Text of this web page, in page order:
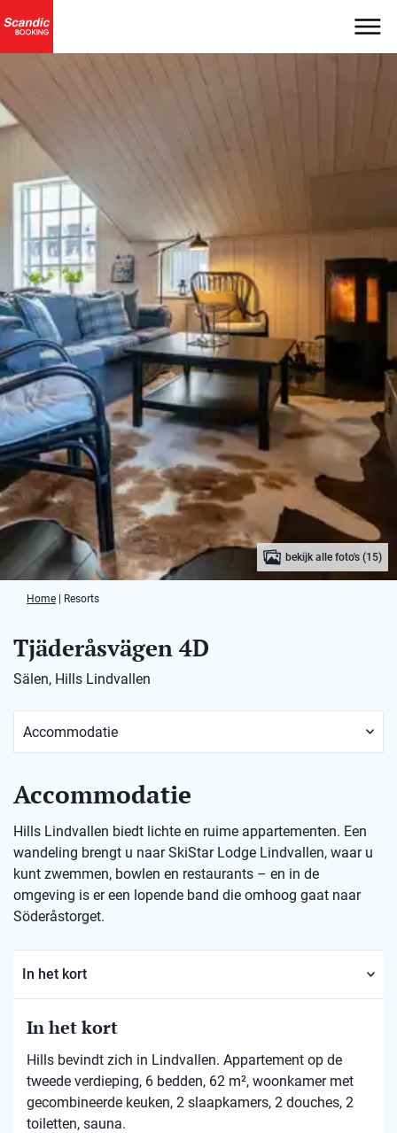
bekijk alle foto's (15)
Home Resorts
Tjäderåsvägen 4D
Sälen, Hills Lindvallen
Accommodatie
Hills Lindvallen biedt lichte en ruime appartementen. Een
wandeling brengt u naar SkiStar Lodge Lindvallen, waar u
kunt zwemmen, bowlen en restaurants – en in de
omgeving is er een lopende band die omhoog gaat naar
Söderåstorget.
In het kort
In het kort
Hills bevindt zich in Lindvallen. Appartement op de
tweede verdieping, 6 bedden, 62 m², woonkamer met
gecombineerde keuken, 2 slaapkamers, 2 douches, 2
toiletten, sauna.